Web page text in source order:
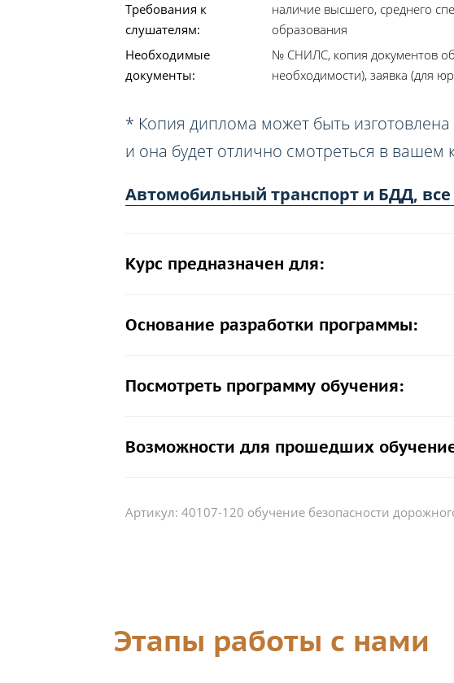
Требования к
слушателям:
наличие высшего, среднего
образования
Необходимые
документы:
№ СНИЛС, копия документов
необходимости), заявка (для
* Копия диплома может быть
и она будет отлично смотреться в вашем
Автомобильный транспорт и БДД, все
Курс предназначен для:
Основание разработки программы:
Посмотреть программу обучения:
Возможности для прошедших
Артикул: 40107-120 обучение безопасности
Этапы работы с нами